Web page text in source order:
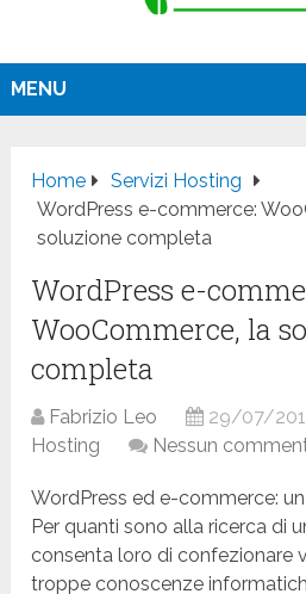
MENU
Home
Servizi Hosting
WordPress e-commerce:
soluzione completa
WordPress e-
WooCommerce, la
completa
Fabrizio Leo 29/07/
Hosting
Nessun
WordPress ed e-commerce:
Per quanti sono alla ricerca di
consenta loro di confezionare
troppe conoscenze